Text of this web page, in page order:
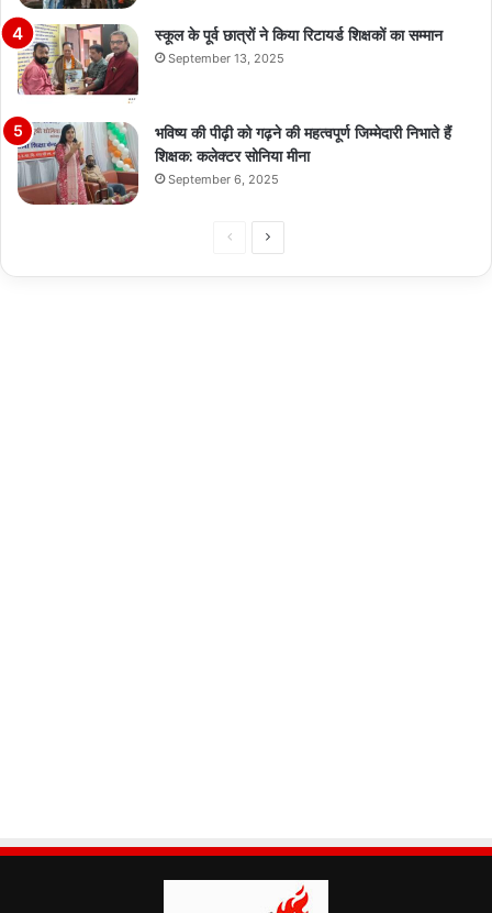
स्कूल के पूर्व छात्रों ने किया रिटायर्ड शिक्षकों का सम्मान
September 13, 2025
भविष्य की पीढ़ी को गढ़ने की महत्वपूर्ण जिम्मेदारी निभाते हैं
शिक्षक: कलेक्टर सोनिया मीना
September 6, 2025
PreviousNext